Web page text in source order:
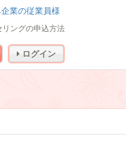
業の従業員様
リングの申込方法
ログイン